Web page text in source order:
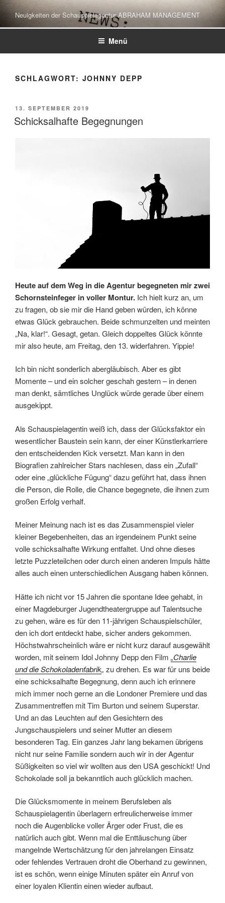
Zum
Inhalt
springen
Neuigkeiten der Schauspielagentur ABRAHAM MANAGEMENT
Menü
SCHLAGWORT: JOHNNY DEPP
VERÖFFENTLICHT
AM
13. SEPTEMBER 2019
Schicksalhafte Begegnungen
Heute auf dem Weg in die Agentur begegneten mir zwei
Schornsteinfeger in voller Montur. Ich hielt kurz an, um
zu fragen, ob sie mir die Hand geben würden, ich könne
etwas Glück gebrauchen. Beide schmunzelten und meinten
„Na, klar!“. Gesagt, getan. Gleich doppeltes Glück könnte
mir also heute, am Freitag, den 13. widerfahren. Yippie!
Ich bin nicht sonderlich abergläubisch. Aber es gibt
Momente – und ein solcher geschah gestern – in denen
man denkt, sämtliches Unglück würde gerade über einem
ausgekippt.
Als Schauspielagentin weiß ich, dass der Glücksfaktor ein
wesentlicher Baustein sein kann, der einer Künstlerkarriere
den entscheidenden Kick versetzt. Man kann in den
Biografien zahlreicher Stars nachlesen, dass ein „Zufall“
oder eine „glückliche Fügung“ dazu geführt hat, dass ihnen
die Person, die Rolle, die Chance begegnete, die ihnen zum
großen Erfolg verhalf.
Meiner Meinung nach ist es das Zusammenspiel vieler
kleiner Begebenheiten, das an irgendeinem Punkt seine
volle schicksalhafte Wirkung entfaltet. Und ohne dieses
letzte Puzzleteilchen oder durch einen anderen Impuls hätte
alles auch einen unterschiedlichen Ausgang haben können.
Hätte ich nicht vor 15 Jahren die spontane Idee gehabt, in
einer Magdeburger Jugendtheatergruppe auf Talentsuche
zu gehen, wäre es für den 11-jährigen Schauspielschüler,
den ich dort entdeckt habe, sicher anders gekommen.
Höchstwahrscheinlich wäre er nicht kurz darauf ausgewählt
worden, mit seinem Idol Johnny Depp den Film „Charlie
und die Schokoladenfabrik„ zu drehen. Es war für uns beide
eine schicksalhafte Begegnung, denn auch ich erinnere
mich immer noch gerne an die Londoner Premiere und das
Zusammentreffen mit Tim Burton und seinem Superstar.
Und an das Leuchten auf den Gesichtern des
Jungschauspielers und seiner Mutter an diesem
besonderen Tag. Ein ganzes Jahr lang bekamen übrigens
nicht nur seine Familie sondern auch wir in der Agentur
Süßigkeiten so viel wir wollten aus den USA geschickt! Und
Schokolade soll ja bekanntlich auch glücklich machen.
Die Glücksmomente in meinem Berufsleben als
Schauspielagentin überlagern erfreulicherweise immer
noch die Augenblicke voller Ärger oder Frust, die es
natürlich auch gibt. Wenn mal die Enttäuschung über
mangelnde Wertschätzung für den jahrelangen Einsatz
oder fehlendes Vertrauen droht die Oberhand zu gewinnen,
ist es schön, wenn einige Minuten später ein Anruf von
einer loyalen Klientin einen wieder aufbaut.